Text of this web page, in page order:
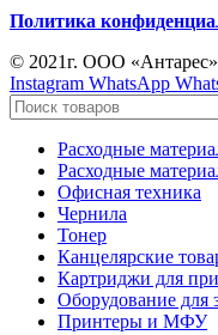
Политика
© 2021г. ООО
Instagram WhatsApp
Расходные
Расходные
Офисная техника
Чернила
Тонер
Канцелярские
Картриджи для
Оборудование для
Принтеры и МФУ